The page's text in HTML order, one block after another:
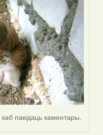
каб пакідаць каментары.